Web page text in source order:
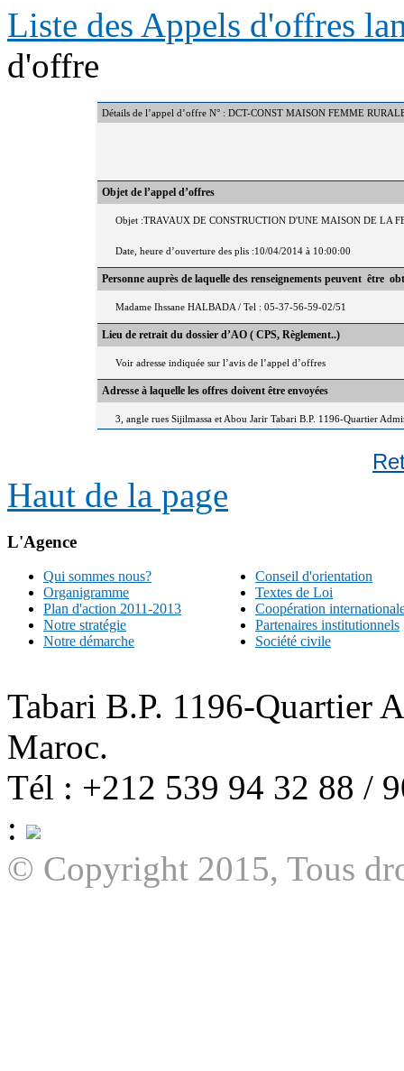
Liste des Appels d'offres
d'offre
Détails de l’appel d’offre N° : DCT-CONST MAISON FEMME
Objet de l’appel d’offres
Objet :TRAVAUX DE CONSTRUCTION D'UNE MAISON DE LA
Date, heure d’ouverture des plis :10/04/2014 à 10:00:00
Personne auprès de laquelle des renseignements peuvent être
Madame Ihssane HALBADA / Tel : 05-37-56-59-02/51
Lieu de retrait du dossier d’AO ( CPS, Règlement..)
Voir adresse indiquée sur l’avis de l’appel d’offres
Adresse à laquelle les offres doivent être envoyées
3, angle rues Sijilmassa et Abou Jarir Tabari B.P. 1196-Quartier
Haut de la page
L'Agence
Qui sommes nous?
Organigramme
Plan d'action 2011-2013
Notre stratégie
Notre démarche
Conseil d'orientation
Textes de Loi
Coopération
Partenaires institutionnels
Société civile
Tabari B.P. 1196-Quartier
Maroc.
Tél : +212 539 94 32 88 /
:
© Copyright 2015, Tous